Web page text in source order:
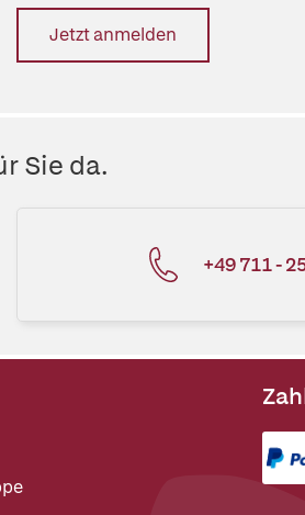
Jetzt anmelden
Sie da.
+49 711 -